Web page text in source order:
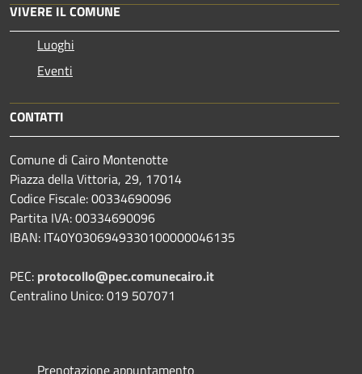
VIVERE IL COMUNE
Luoghi
Eventi
CONTATTI
Comune di Cairo Montenotte
Piazza della Vittoria, 29, 17014
Codice Fiscale: 00334690096
Partita IVA: 00334690096
IBAN: IT40Y0306949330100000046135
PEC: protocollo@pec.comunecairo.it
Centralino Unico: 019 507071
Prenotazione appuntamento